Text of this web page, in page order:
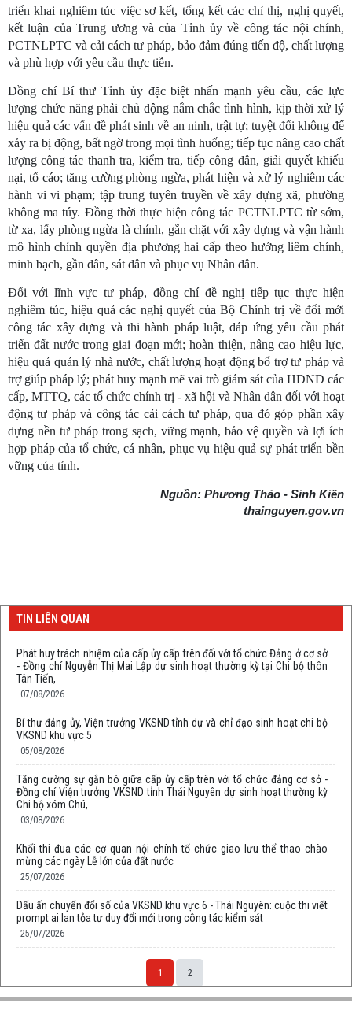
triển khai nghiêm túc việc sơ kết, tổng kết các chỉ thị, nghị quyết,
kết luận của Trung ương và của Tỉnh ủy về công tác nội chính,
PCTNLPTC và cải cách tư pháp, bảo đảm đúng tiến độ, chất lượng
và phù hợp với yêu cầu thực tiễn.
Đồng chí Bí thư Tỉnh ủy đặc biệt nhấn mạnh yêu cầu, các lực
lượng chức năng phải chủ động nắm chắc tình hình, kịp thời xử lý
hiệu quả các vấn đề phát sinh về an ninh, trật tự; tuyệt đối không để
xảy ra bị động, bất ngờ trong mọi tình huống; tiếp tục nâng cao chất
lượng công tác thanh tra, kiểm tra, tiếp công dân, giải quyết khiếu
nại, tố cáo; tăng cường phòng ngừa, phát hiện và xử lý nghiêm các
hành vi vi phạm; tập trung tuyên truyền về xây dựng xã, phường
không ma túy. Đồng thời thực hiện công tác PCTNLPTC từ sớm,
từ xa, lấy phòng ngừa là chính, gắn chặt với xây dựng và vận hành
mô hình chính quyền địa phương hai cấp theo hướng liêm chính,
minh bạch, gần dân, sát dân và phục vụ Nhân dân.
Đối với lĩnh vực tư pháp, đồng chí đề nghị tiếp tục thực hiện
nghiêm túc, hiệu quả các nghị quyết của Bộ Chính trị về đổi mới
công tác xây dựng và thi hành pháp luật, đáp ứng yêu cầu phát
triển đất nước trong giai đoạn mới; hoàn thiện, nâng cao hiệu lực,
hiệu quả quản lý nhà nước, chất lượng hoạt động bổ trợ tư pháp và
trợ giúp pháp lý; phát huy mạnh mẽ vai trò giám sát của HĐND các
cấp, MTTQ, các tổ chức chính trị - xã hội và Nhân dân đối với hoạt
động tư pháp và công tác cải cách tư pháp, qua đó góp phần xây
dựng nền tư pháp trong sạch, vững mạnh, bảo vệ quyền và lợi ích
hợp pháp của tổ chức, cá nhân, phục vụ hiệu quả sự phát triển bền
vững của tỉnh.
Nguồn: Phương Thảo - Sinh Kiên
thainguyen.gov.vn
TIN LIÊN QUAN
Phát huy trách nhiệm của cấp ủy cấp trên đối với tổ chức Đảng ở cơ sở
- Đồng chí Nguyễn Thị Mai Lập dự sinh hoạt thường kỳ tại Chi bộ thôn
Tân Tiến,
07/08/2026
Bí thư đảng ủy, Viện trưởng VKSND tỉnh dự và chỉ đạo sinh hoạt chi bộ
VKSND khu vực 5
05/08/2026
Tăng cường sự gắn bó giữa cấp ủy cấp trên với tổ chức đảng cơ sở -
Đồng chí Viện trưởng VKSND tỉnh Thái Nguyên dự sinh hoạt thường kỳ
Chi bộ xóm Chú,
03/08/2026
Khối thi đua các cơ quan nội chính tổ chức giao lưu thể thao chào
mừng các ngày Lễ lớn của đất nước
25/07/2026
Dấu ấn chuyển đổi số của VKSND khu vực 6 - Thái Nguyên: cuộc thi viết
prompt ai lan tỏa tư duy đổi mới trong công tác kiểm sát
25/07/2026
1 2